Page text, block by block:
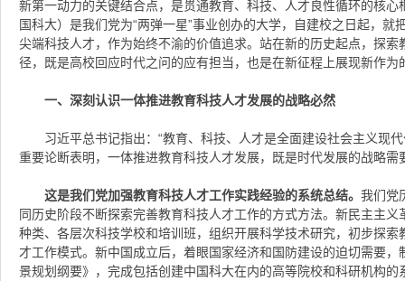
新第一动力的关键结合点，是贯通教育、科技、人才良性循环的核
国科大）是我们党为“两弹一星”事业创办的大学，自建校之日起，就
尖端科技人才，作为始终不渝的价值追求。站在新的历史起点，探
径，既是高校回应时代之问的应有担当，也是在新征程上展现新作为
一、深刻认识一体推进教育科技人才发展的战略必然
习近平总书记指出：“教育、科技、人才是全面建设社会主义现
重要论断表明，一体推进教育科技人才发展，既是时代发展的战略
这是我们党加强教育科技人才工作实践经验的系统总结。 我们党
同历史阶段不断探索完善教育科技人才工作的方式方法。新民主主
种类、各层次科技学校和培训班，组织开展科学技术研究，初步探
才工作模式。新中国成立后，着眼国家经济和国防建设的迫切需要
景规划纲要》，完成包括创建中国科大在内的高等院校和科研机构